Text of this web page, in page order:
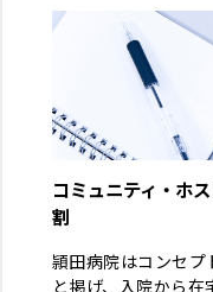
コミュニティ・ホ
割
頴田病院はコンセプ
と掲げ、入院から在